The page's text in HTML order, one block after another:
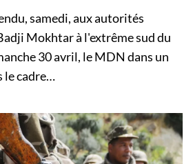
samedi, aux autorités
Mokhtar à l'extrême sud du
30 avril, le MDN dans un
le cadre…